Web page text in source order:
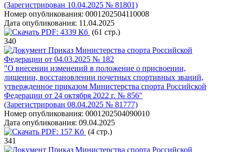
(Зарегистрирован 10.04.2025 № 81801)
Номер опубликования: 0001202504110008
Дата опубликования: 11.04.2025
PDF: 4339 Кб (61 стр.)
340
Приказ Министерства спорта Российской
Федерации от 04.03.2025 № 182
"О внесении изменений в положение о присвоении,
лишении, восстановлении почетных спортивных званий,
утвержденное приказом Министерства спорта Российской
Федерации от 24 октября 2022 г. № 856"
(Зарегистрирован 08.04.2025 № 81777)
Номер опубликования: 0001202504090010
Дата опубликования: 09.04.2025
PDF: 157 Кб (4 стр.)
341
Приказ Министерства спорта Российской